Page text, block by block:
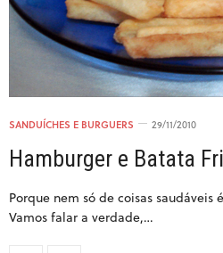
SANDUÍCHES E BURGUERS 29/11/2010
Hamburger e Batata
Porque nem só de coisas saudáveis
Vamos falar a verdade,…